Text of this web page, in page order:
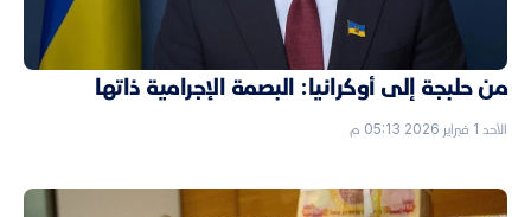
من حلبجة إلى أوكرانيا: البصمة الإجرامية ذاتها
الأحد 1 فبراير 2026 05:13 م